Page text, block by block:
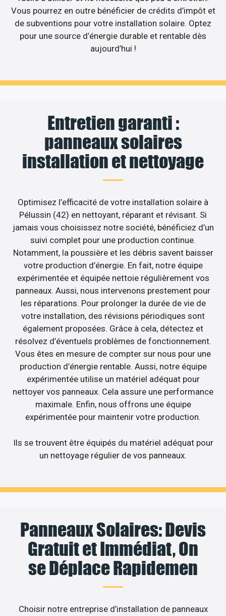
Vous pourrez en outre bénéficier de crédits d’impôt et
de subventions pour votre installation solaire. Optez
pour une source d’énergie durable et rentable dès
aujourd’hui !
Entretien garanti :
panneaux solaires
installation et nettoyage
Optimisez l’efficacité de votre installation solaire à
Pélussin (42) en nettoyant, réparant et révisant. Si
jamais vous choisissez notre société, bénéficiez d’un
suivi complet pour une production continue.
Notamment, la poussière et les débris savent baisser
votre production d’énergie. En fait, notre équipe
expérimentée et équipée nettoie régulièrement vos
panneaux. Aussi, nous intervenons prestement pour
les réparations. Pour prolonger la durée de vie de
votre installation, des révisions périodiques sont
également proposées. Grâce à cela, détectez et
résolvez d’éventuels problèmes de fonctionnement.
Vous êtes en mesure de compter sur nous pour une
production d’énergie rentable. Aussi, notre équipe
expérimentée utilise un matériel adéquat pour
nettoyer vos panneaux. Cela assure une performance
maximale. Enfin, nous offrons une équipe
expérimentée pour maintenir votre production.
Ils se trouvent être équipés du matériel adéquat pour
un nettoyage régulier de vos panneaux.
Panneaux Solaires: Devis
Gratuit et Immédiat, On
se Déplace Rapidemen
Choisir notre entreprise d’installation de panneaux